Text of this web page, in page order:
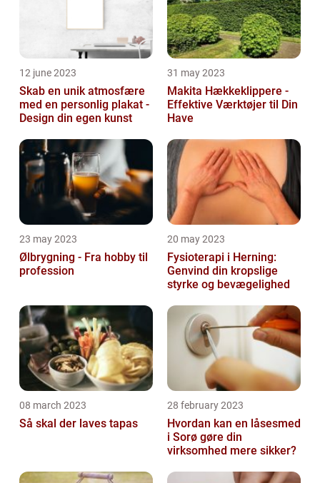
12 june 2023
Skab en unik atmosfære
med en personlig plakat -
Design din egen kunst
31 may 2023
Makita Hækkeklippere -
Effektive Værktøjer til Din
Have
23 may 2023
Ølbrygning - Fra hobby til
profession
20 may 2023
Fysioterapi i Herning:
Genvind din kropslige
styrke og bevægelighed
08 march 2023
Så skal der laves tapas
28 february 2023
Hvordan kan en låsesmed
i Sorø gøre din
virksomhed mere sikker?